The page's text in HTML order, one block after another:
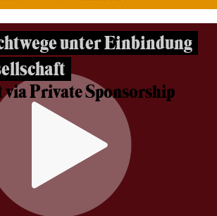
unter Einbindung
via Private Sponsorship